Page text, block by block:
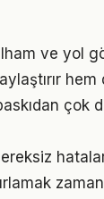
ilham ve yol
çok